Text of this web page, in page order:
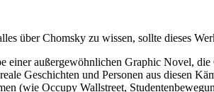
über Chomsky zu wissen, sollte dieses
einer außergewöhnlichen Graphic Novel,
Geschichten und Personen aus diesen
(wie Occupy Wallstreet,